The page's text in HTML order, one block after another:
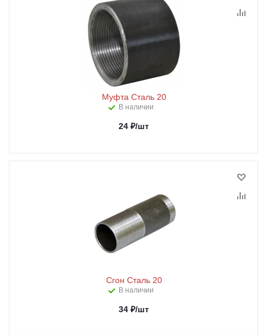
Муфта Сталь 20
В наличии
24 ₽/шт
Сгон Сталь 20
В наличии
34 ₽/шт